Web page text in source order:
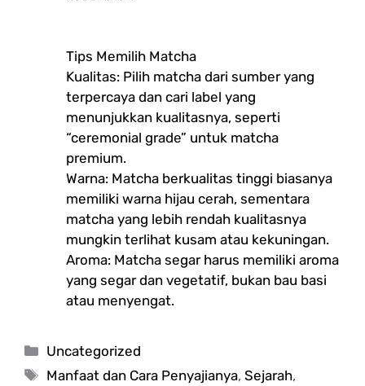
Tips Memilih Matcha
Kualitas: Pilih matcha dari sumber yang
terpercaya dan cari label yang
menunjukkan kualitasnya, seperti
“ceremonial grade” untuk matcha
premium.
Warna: Matcha berkualitas tinggi biasanya
memiliki warna hijau cerah, sementara
matcha yang lebih rendah kualitasnya
mungkin terlihat kusam atau kekuningan.
Aroma: Matcha segar harus memiliki aroma
yang segar dan vegetatif, bukan bau basi
atau menyengat.
Categories
Uncategorized
Tags
Manfaat dan Cara Penyajianya,Sejarah,